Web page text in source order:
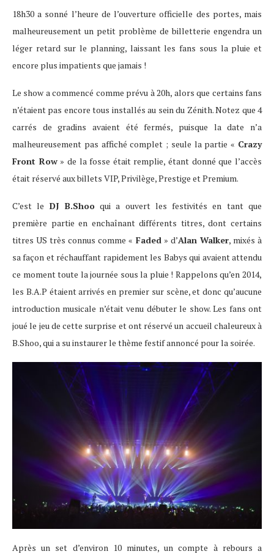
18h30 a sonné l’heure de l’ouverture officielle des portes, mais
malheureusement un petit problème de billetterie engendra un
léger retard sur le planning, laissant les fans sous la pluie et
encore plus impatients que jamais !
Le show a commencé comme prévu à 20h, alors que certains fans
n’étaient pas encore tous installés au sein du Zénith. Notez que 4
carrés de gradins avaient été fermés, puisque la date n’a
malheureusement pas affiché complet ; seule la partie « Crazy
Front Row» de la fosse était remplie, étant donné que l’accès
était réservé aux billets VIP, Privilège, Prestige et Premium.
C’est le DJ B.Shooqui a ouvert les festivités en tant que
première partie en enchaînant différents titres, dont certains
titres US très connus comme « Faded» d’Alan Walker, mixés à
sa façon et réchauffant rapidement les Babys qui avaient attendu
ce moment toute la journée sous la pluie ! Rappelons qu’en 2014,
les B.A.P étaient arrivés en premier sur scène, et donc qu’aucune
introduction musicale n’était venu débuter le show. Les fans ont
joué le jeu de cette surprise et ont réservé un accueil chaleureux à
B.Shoo, qui a su instaurer le thème festif annoncé pour la soirée.
Après un set d’environ 10 minutes, un compte à rebours a